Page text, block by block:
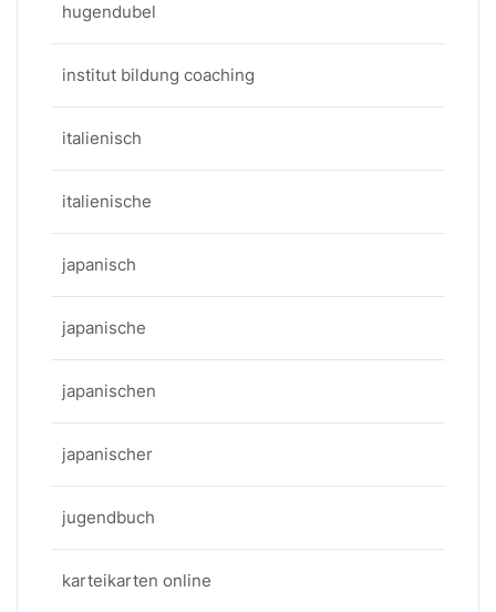
hugendubel
institut bildung coaching
italienisch
italienische
japanisch
japanische
japanischen
japanischer
jugendbuch
karteikarten online